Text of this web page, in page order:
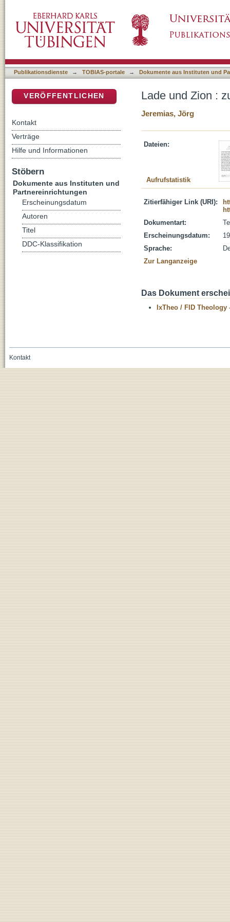
Publikationsdienste → TOBIAS-portale → Dokumente aus Instituten und
Lade und Zion :
Jeremias, Jörg
Dateien:
Aufrufstatistik
Zitierfähiger Link (URI):
Dokumentart:
Erscheinungsdatum:
Sprache:
Zur Langanzeige
Das Dokument
IxTheo / FID Theology
VERÖFFENTLICHEN
Kontakt
Verträge
Hilfe und Informationen
Stöbern
Dokumente aus Instituten und
Partnereinrichtungen
Erscheinungsdatum
Autoren
Titel
DDC-Klassifikation
Kontakt